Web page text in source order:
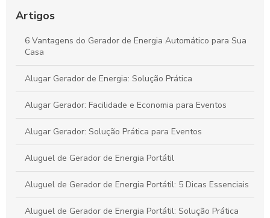
Conserto de gerador de energia: saiba como prolongar a vida
Como Alugar um Gerador Diário e Evitar Surpresas
Artigos
6 Vantagens do Gerador de Energia Automático para Sua
Casa
Alugar Gerador de Energia: Solução Prática
Alugar Gerador: Facilidade e Economia para Eventos
Alugar Gerador: Solução Prática para Eventos
Aluguel de Gerador de Energia Portátil
Aluguel de Gerador de Energia Portátil: 5 Dicas Essenciais
Aluguel de Gerador de Energia Portátil: Solução Prática